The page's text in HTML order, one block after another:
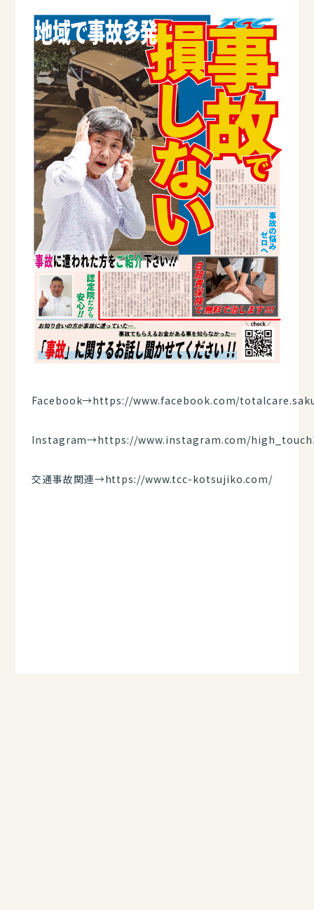
Facebook→https://www.facebook.com/
Instagram→https://www.instagram.com/
交通事故関連→https://www.tcc-kotsujiko.com/